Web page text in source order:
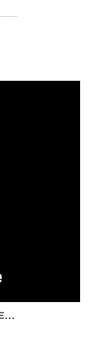
НАЗНАЧЕННЫЙ ОБЩЕСТВЕННЫ...